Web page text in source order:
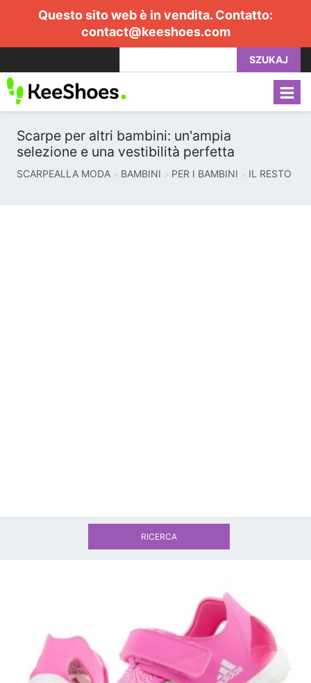
Questo sito web è in vendita. Contatto:
contact@keeshoes.com
SZUKAJ
Scarpe per altri bambini: un'ampia
selezione e una vestibilità perfetta
SCARPEALLA MODA BAMBINI PER I BAMBINI IL RESTO
RICERCA